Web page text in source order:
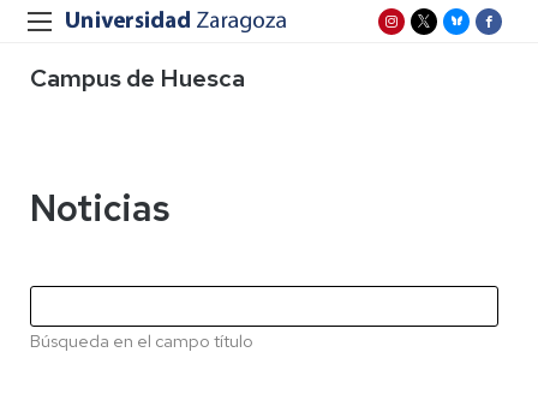
Campus de Huesca
Noticias
Búsqueda en el campo título